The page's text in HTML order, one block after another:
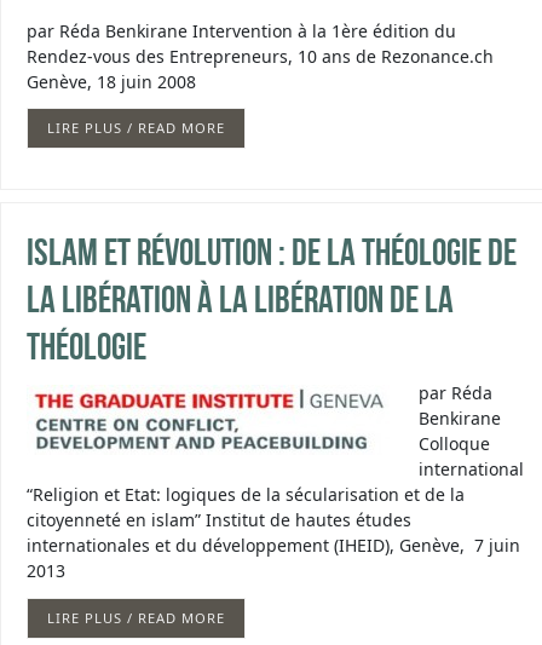
par Réda Benkirane Intervention à la 1ère édition du
Rendez-vous des Entrepreneurs, 10 ans de Rezonance.ch
Genève, 18 juin 2008
LIRE PLUS / READ MORE
Islam et révolution : de la théologie de
la libération à la libération de la
théologie
par Réda
Benkirane
Colloque
international
“Religion et Etat: logiques de la sécularisation et de la
citoyenneté en islam” Institut de hautes études
internationales et du développement (IHEID), Genève, 7 juin
2013
LIRE PLUS / READ MORE